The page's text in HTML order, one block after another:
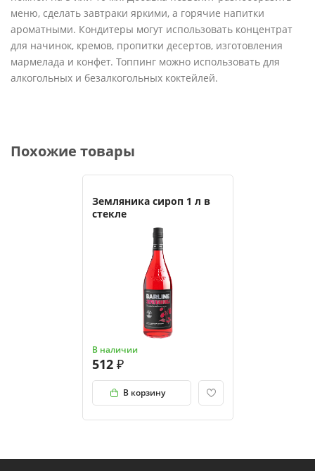
меню, сделать завтраки яркими, а горячие напитки
ароматными. Кондитеры могут использовать концентрат
для начинок, кремов, пропитки десертов, изготовления
мармелада и конфет. Топпинг можно использовать для
алкогольных и безалкогольных коктейлей.
Похожие товары
Земляника сироп 1 л в
стекле
В наличии
512
В корзину